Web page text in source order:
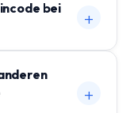
bei
+
+